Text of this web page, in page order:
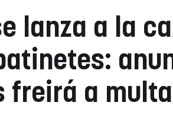
lanza a la
freirá a